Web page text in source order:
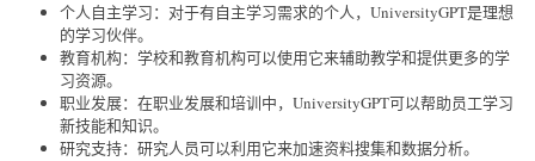
个人自主学习：对于有自主学习需求的个人，UniversityGPT是理想
的学习伙伴。
教育机构：学校和教育机构可以使用它来辅助教学和提供更多的学
习资源。
职业发展：在职业发展和培训中，UniversityGPT可以帮助员工学习
新技能和知识。
研究支持：研究人员可以利用它来加速资料搜集和数据分析。